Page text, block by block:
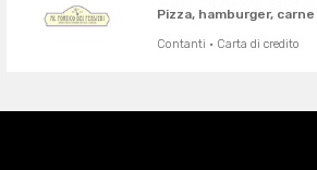
Pizza, hamburger, carne
Contanti · Carta di credito